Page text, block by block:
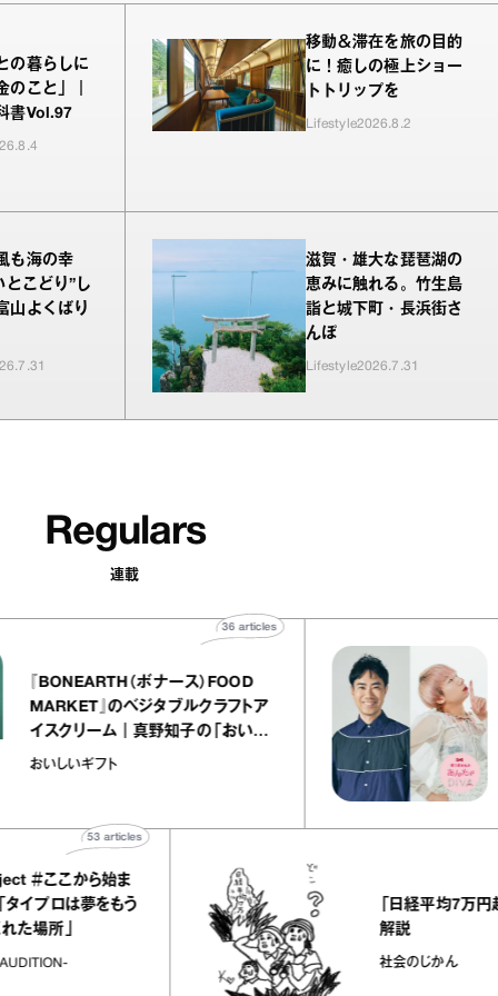
の暮らしに
のこと」｜
書Vol.97
移動＆滞在を旅の目的
に！癒しの極上ショー
トトリップを
Lifestyle2026.8.2
も海の幸
とこどり”し
山よくばり
滋賀・雄大な琵琶湖の
恵みに触れる。竹生島
詣と城下町・長浜街さ
んぽ
Lifestyle2026.7.31
Regulars
連載
『BONEARTH（ボナース）FOOD
MARKET』のベジタブルクラフトア
イスクリーム｜真野知子の「おいし
いギフト」
おいしいギフト
から始ま
夢をもう
「日経平均7万円超え」を
社会のじかん